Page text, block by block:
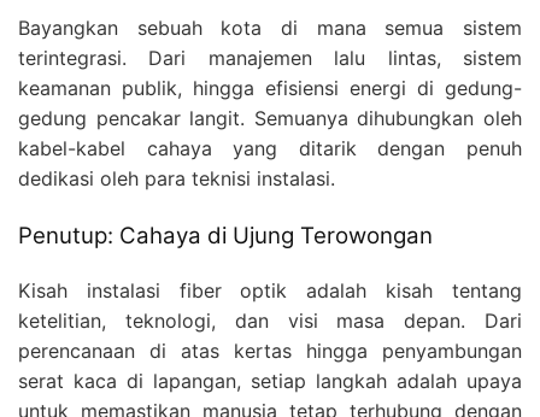
Bayangkan sebuah kota di mana semua sistem
terintegrasi. Dari manajemen lalu lintas, sistem
keamanan publik, hingga efisiensi energi di gedung-
gedung pencakar langit. Semuanya dihubungkan oleh
kabel-kabel cahaya yang ditarik dengan penuh
dedikasi oleh para teknisi instalasi.
Penutup: Cahaya di Ujung Terowongan
Kisah instalasi fiber optik adalah kisah tentang
ketelitian, teknologi, dan visi masa depan. Dari
perencanaan di atas kertas hingga penyambungan
serat kaca di lapangan, setiap langkah adalah upaya
untuk memastikan manusia tetap terhubung dengan